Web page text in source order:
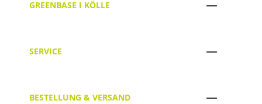
GREENBASE I KÖLLE
SERVICE
BESTELLUNG & VERSAND